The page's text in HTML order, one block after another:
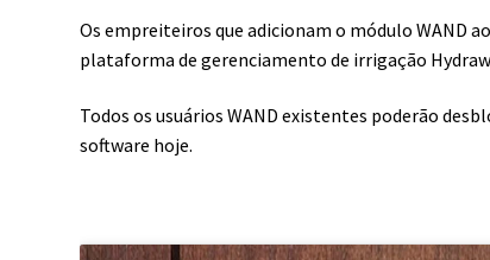
Os empreiteiros que adicionam o módulo WAND
plataforma de gerenciamento de irrigação
Todos os usuários WAND existentes poderão
software hoje.